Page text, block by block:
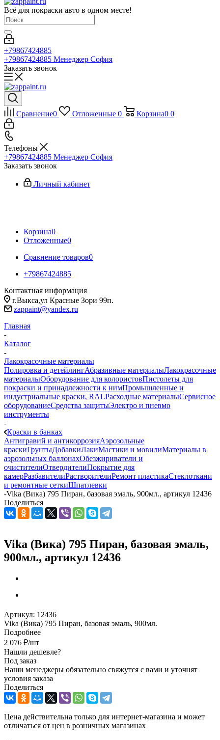
Всё для покраски авто в одном месте!
+79867424885
+79867424885 Менеджер София
Заказать звонок
Сравнение0 Отложенные 0 Корзина0 0
Телефоны
+79867424885 Менеджер София
Заказать звонок
Личный кабинет
Корзина0
Отложенные0
Сравнение товаров0
+79867424885
Контактная информация
г.Выкса,ул Красные Зори 99п.
zappaint@yandex.ru
Главная
-
Каталог
-
Лакокрасочные материалы
Полировка и детейлингАбразивные материалыЛакокрасочные
материалыОборудование для колористовПистолеты для
покраски и принадлежности к нимПромышленные и
индустриальные краски, RALРасходные материалыСервисное
оборудованиеСредства защитыЭлектро и пневмо
инструменты
-
Краски в банках
Антигравий и антикоррозияАэрозольные
краскиГрунтыДобавкиЛакиМастики и мовилиМатериалы в
аэрозольных баллонахОбезжириватели и
очистителиОтвердителиПокрытие для
камерРазбавителиРастворителиРемонт пластикаСтеклоткани
и ремонтные сеткиШпатлевки
-Vika (Вика) 795 Пиран, базовая эмаль, 900мл., артикул 12436
Поделиться
Vika (Вика) 795 Пиран, базовая эмаль,
900мл., артикул 12436
Артикул: 12436
Vika (Вика) 795 Пиран, базовая эмаль, 900мл.
Подробнее
2 076 ₽/шт
Нашли дешевле?
Под заказ
Наши менеджеры обязательно свяжутся с вами и уточнят
условия заказа
Поделиться
Цена действительна только для интернет-магазина и может
отличаться от цен в розничных магазинах